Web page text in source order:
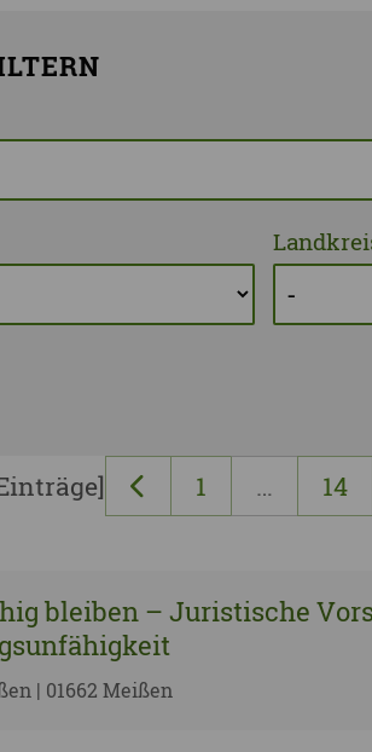
Ganz Sachsen
vorherige Seite
1 … 14
bleiben – Juristische
| 01662 Meißen